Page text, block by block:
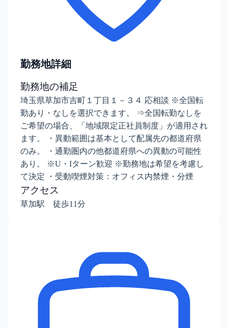
勤務地詳細
勤務地の補足
埼玉県草加市吉町１丁目１－３４ 応相談 ※全国転
勤あり・なしを選択できます。 ⇒全国転勤なしを
ご希望の場合、「地域限定正社員制度」が適用され
ます。 ・異動範囲は基本として配属先の都道府県
のみ。 ・通勤圏内の他都道府県への異動の可能性
あり。 ※U・Iターン歓迎 ※勤務地は希望を考慮し
て決定 ・受動喫煙対策：オフィス内禁煙・分煙
アクセス
草加駅 徒歩11分